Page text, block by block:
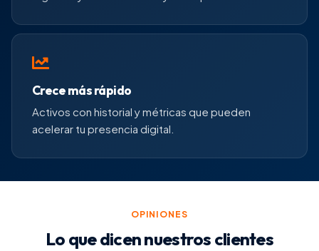
Crece más rápido
Activos con historial y métricas que pueden
acelerar tu presencia digital.
OPINIONES
Lo que dicen nuestros clientes